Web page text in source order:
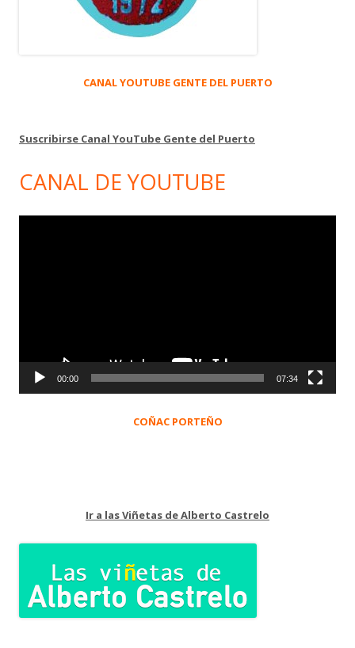
CANAL YOUTUBE GENTE DEL PUERTO
Suscribirse Canal YouTube Gente del Puerto
CANAL DE YOUTUBE
00:00 07:34
COÑAC PORTEÑO
Ir a las Viñetas de Alberto Castrelo